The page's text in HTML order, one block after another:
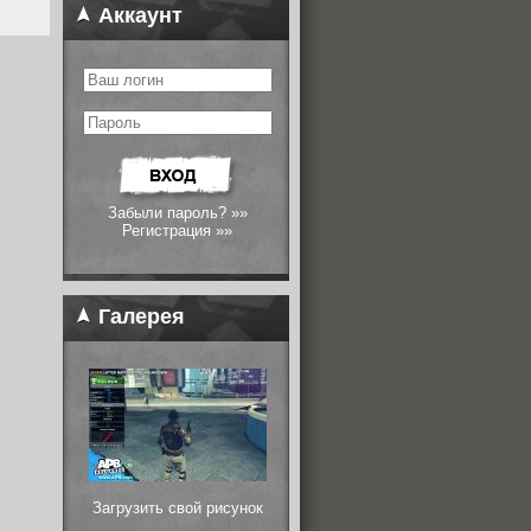
Аккаунт
Забыли пароль? »»
Регистрация »»
Галерея
Загрузить свой рисунок